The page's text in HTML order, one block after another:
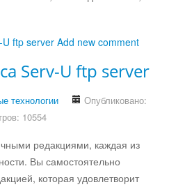
ftp server Add new comment
Serv-U ftp server
технологии
Опубликовано:
10554
редакциями, каждая из
Вы самостоятельно
которая удовлетворит